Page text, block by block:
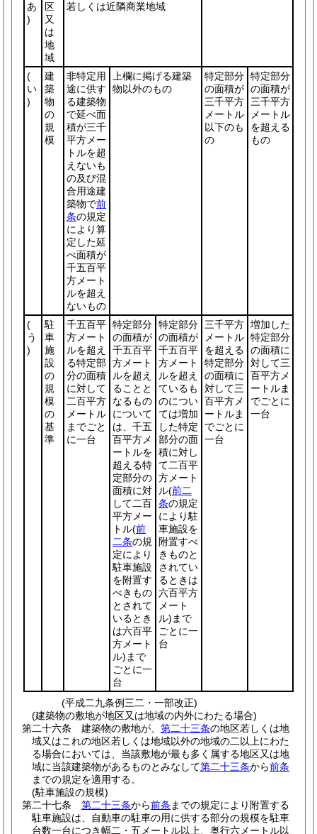
あ
)
区
又
は
地
域
若しくは近隣商業地域
(
い
)
建
築
物
の
規
模
非特定用
途に供す
る建築物
で延べ面
積が三千
平方メー
トルを超
えないも
の及び混
合用途建
築物で前
条の規定
により算
定した延
べ面積が
千五百平
方メート
ルを超え
ないもの
上欄に掲げる建築
物以外のもの
特定部分
の面積が
三千平方
メートル
以下のも
の
特定部分
の面積が
三千平方
メートル
を超える
もの
(
う
)
駐
車
施
設
の
規
模
の
基
準
千五百平
方メート
ルを超え
る特定部
分の面積
に対して
二百平方
メートル
までごと
に一台
特定部分
の面積が
千五百平
方メート
ルを超え
ることと
なるもの
について
は、千五
百平方メ
ートルを
超える特
定部分の
面積に対
して二百
平方メー
トル(前
二条の規
定により
駐車施設
を附置す
べきもの
とされて
いるとき
は六百平
方メート
ル) まで
ごとに一
台
特定部分
の面積が
千五百平
方メート
ルを超え
ているも
のについ
ては増加
した特定
部分の面
積に対し
て二百平
方メート
ル(前二
条の規定
により駐
車施設を
附置すべ
きものと
されてい
るときは
六百平方
メート
ル) まで
ごとに一
台
三千平方
メートル
を超える
特定部分
の面積に
対して三
百平方メ
ートルま
でごとに
一台
増加した
特定部分
の面積に
対して三
百平方メ
ートルま
でごとに
一台
(平成二九条例三二・一部改正)
(建築物の敷地が地区又は地域の内外にわたる場合)
第二十六条
建築物の敷地が、 第二十三条の地区若しくは地
域又はこれの地区若しくは地域以外の地域の二以上にわた
る場合においては、当該敷地が最も多く属する地区又は地
域に当該建築物があるものとみなして第二十三条から前条
までの規定を適用する。
(駐車施設の規模)
第二十七条
第二十三条から前条 までの規定により附置する
駐車施設は、自動車の駐車の用に供する部分の規模を駐車
台数一台につき幅二・五メートル以上、奥行六メートル以